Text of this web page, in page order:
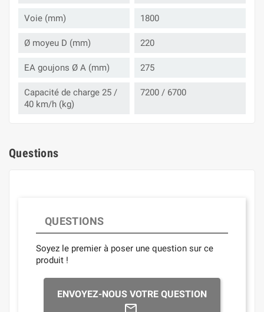
Voie (mm) 1800
Ø moyeu D (mm) 220
EA goujons Ø A (mm) 275
Capacité de charge 25 /
40 km/h (kg)
7200 / 6700
Questions
QUESTIONS
Soyez le premier à poser une question sur ce
produit !
ENVOYEZ-NOUS VOTRE QUESTION